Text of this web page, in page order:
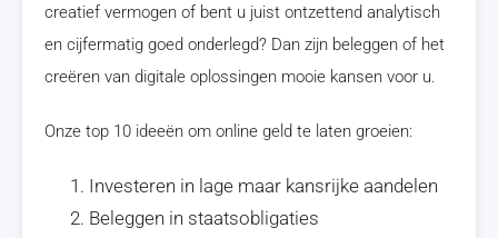
creatief vermogen of bent u juist ontzettend analytisch
en cijfermatig goed onderlegd? Dan zijn beleggen of het
creëren van digitale oplossingen mooie kansen voor u.
Onze top 10 ideeën om online geld te laten groeien:
Investeren in lage maar kansrijke aandelen
Beleggen in staatsobligaties